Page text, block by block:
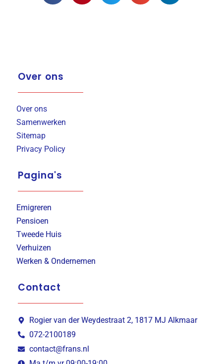
Over ons
Over ons
Samenwerken
Sitemap
Privacy Policy
Pagina's
Emigreren
Pensioen
Tweede Huis
Verhuizen
Werken & Ondernemen
Contact
Rogier van der Weydestraat 2, 1817 MJ Alkmaar
072-2100189
contact@frans.nl